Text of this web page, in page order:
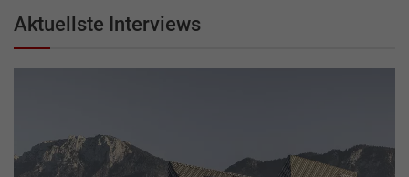
Aktuellste Interviews